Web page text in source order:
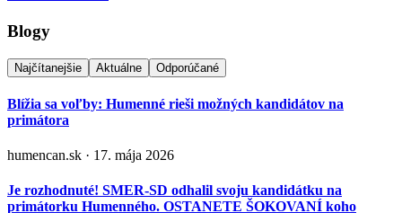
Blogy
Najčítanejšie Aktuálne Odporúčané
Blížia sa voľby: Humenné rieši možných kandidátov na
primátora
humencan.sk · 17. mája 2026
Je rozhodnuté! SMER-SD odhalil svoju kandidátku na
primátorku Humenného. OSTANETE ŠOKOVANÍ koho